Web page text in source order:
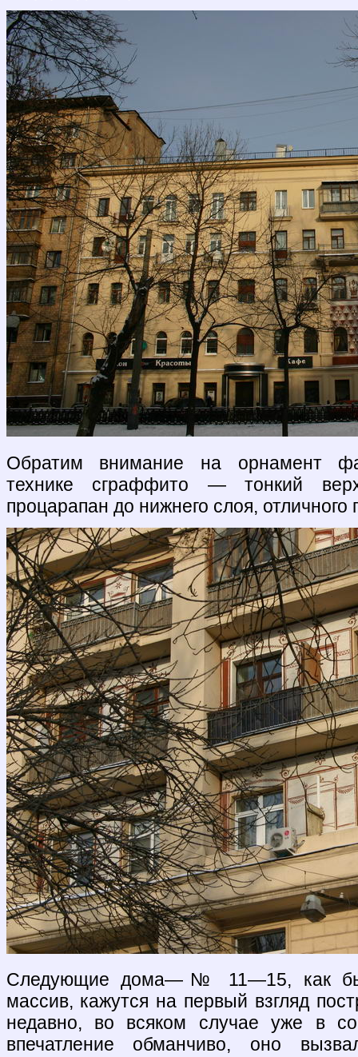
Обратим внимание на орнамент
технике сграффито — тонкий
процарапан до нижнего слоя, отличного
Следующие дома—№ 11—15, как
массив, кажутся на первый взгляд
недавно, во всяком случае уже в
впечатление обманчиво, оно